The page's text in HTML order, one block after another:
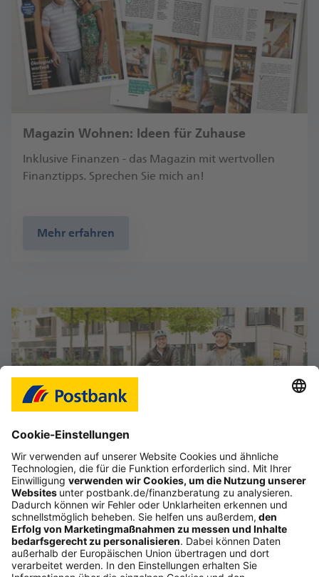
Magazin Wohnen: Ideen für Zuhause
Inklusive Finanzen - das Magazin mit wertvollen
Finanztipps. Sprechen Sie mich an!
Mehr erfahren
Das Gefühl, im Job frei zu sein
Starte deine selbstständige Karriere im Vertrieb,
auch als Quereinsteiger (d/m/w).